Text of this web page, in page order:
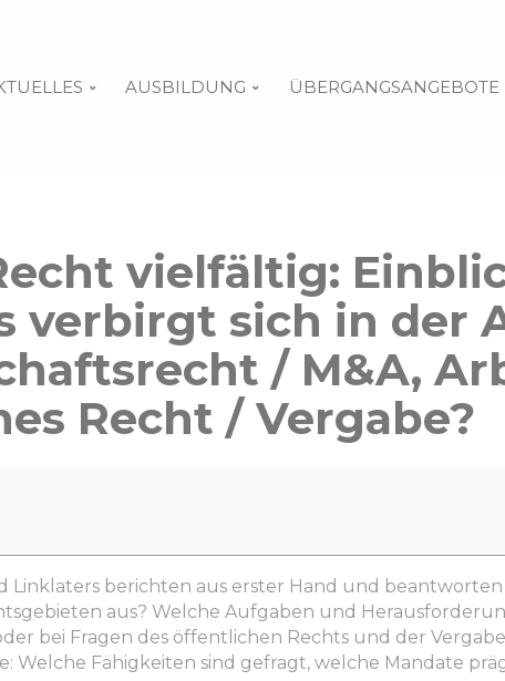
AUSBILDUNG ÜBERGANGSANGEBOTE
vielfältig:
verbirgt sich in der
/ M&A,
Recht / Vergabe?
Linklaters berichten aus erster Hand und
aus? Welche Aufgaben und
bei Fragen des öffentlichen Rechts und der
Welche Fähigkeiten sind gefragt, welche Mandate